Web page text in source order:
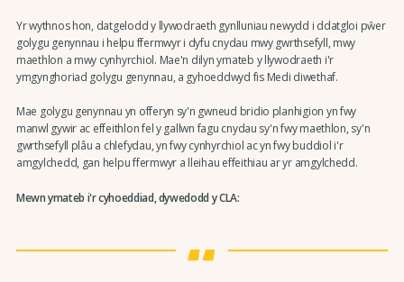
Yr wythnos hon, datgelodd y llywodraeth gynlluniau newydd i ddatgloi pŵer
golygu genynnau i helpu ffermwyr i dyfu cnydau mwy gwrthsefyll, mwy
maethlon a mwy cynhyrchiol. Mae'n dilyn ymateb y llywodraeth i'r
ymgynghoriad golygu genynnau, a gyhoeddwyd fis Medi diwethaf.
Mae golygu genynnau yn offeryn sy'n gwneud bridio planhigion yn fwy
manwl gywir ac effeithlon fel y gallwn fagu cnydau sy'n fwy maethlon, sy'n
gwrthsefyll plâu a chlefydau, yn fwy cynhyrchiol ac yn fwy buddiol i'r
amgylchedd, gan helpu ffermwyr a lleihau effeithiau ar yr amgylchedd.
Mewn ymateb i'r cyhoeddiad, dywedodd y CLA: